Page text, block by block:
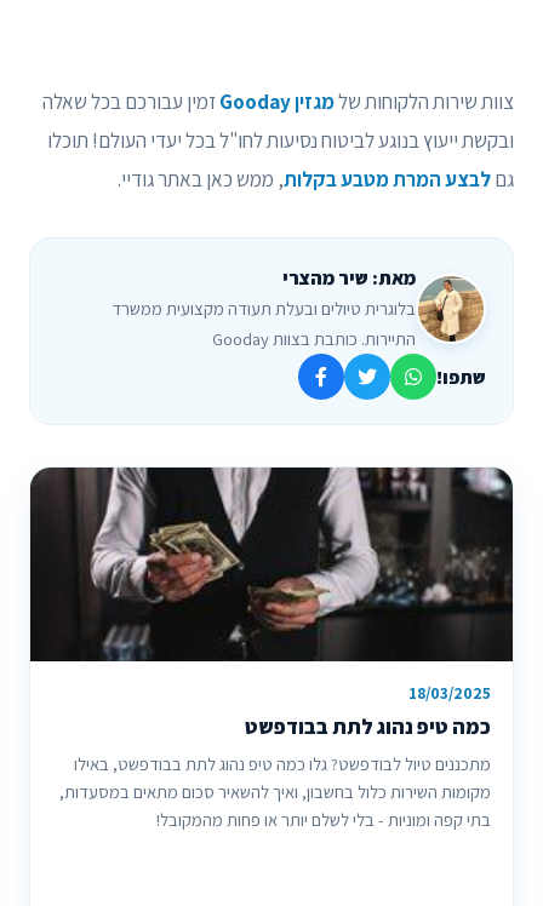
צוות שירות הלקוחות שלמגזין Gooday
זמין עבורכם בכל שאלה
ובקשת ייעוץ בנוגע לביטוח נסיעות לחו"ל בכל יעדי העולם! תוכלו
גםלבצע המרת מטבע בקלות, ממש כאן באתר גודיי.
מאת: שיר מהצרי
בלוגרית טיולים ובעלת תעודה מקצועית ממשרד
התיירות. כותבת בצוות Gooday
שתפו!
18/03/2025
כמה טיפ נהוג לתת בבודפשט
מתכננים טיול לבודפשט? גלו כמה טיפ נהוג לתת בבודפשט, באילו
מקומות השירות כלול בחשבון, ואיך להשאיר סכום מתאים במסעדות,
בתי קפה ומוניות - בלי לשלם יותר או פחות מהמקובל!